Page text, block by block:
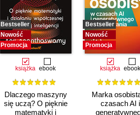
Bestseller
Nowość
Promocja
książka ebook
Dlaczego maszyny
się uczą? O pięknie
matematyki i
Bestseller
Nowość
Promocja
książka ebook
Marka
czasach AI i